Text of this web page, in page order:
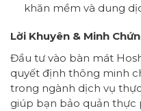
khăn mềm và dung
Lời Khuyên & Minh
Đầu tư vào bàn mát
quyết định thông minh
trong ngành dịch vụ
giúp bạn bảo quản thực